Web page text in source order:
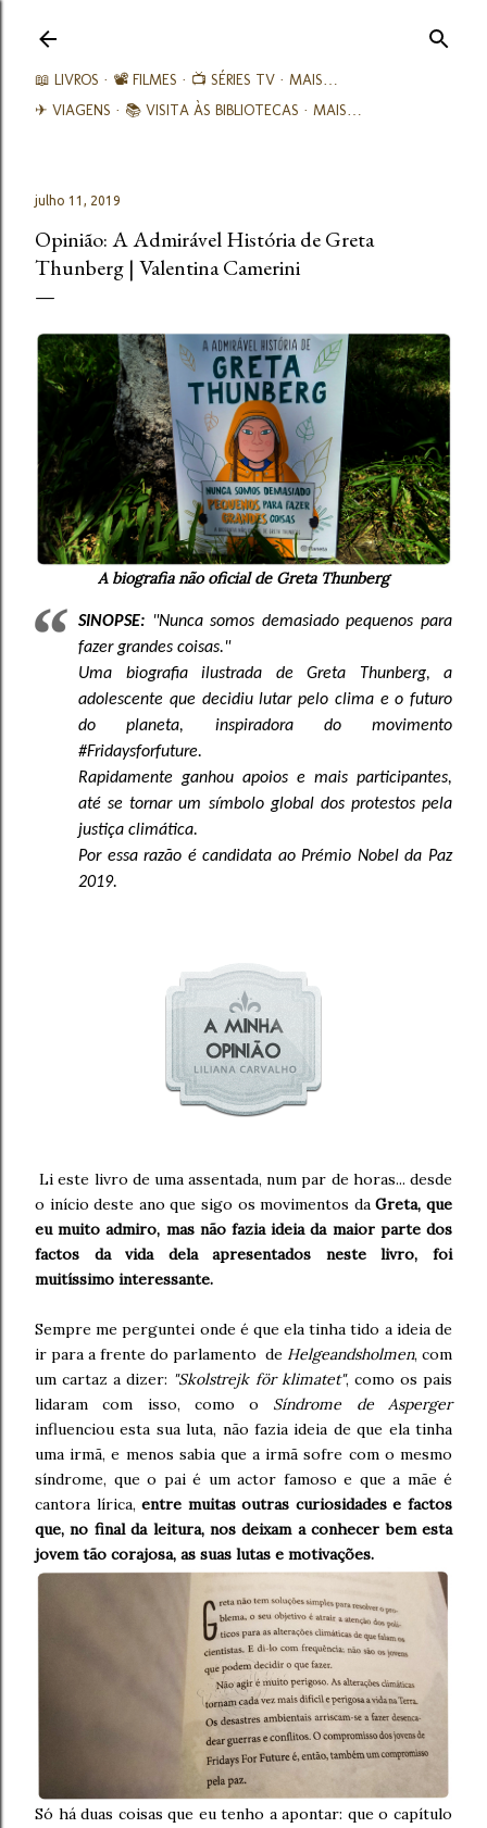
📖 LIVROS 📽️ FILMES 📺 SÉRIES TV
MAIS…
✈ VIAGENS
📚︎ VISITA ÀS BIBLIOTECAS MAIS…
julho 11, 2019
Opinião: A Admirável História de Greta
Thunberg | Valentina Camerini
A biografia não oficial de Greta Thunberg
SINOPSE: "Nunca somos demasiado pequenos para
fazer grandes coisas."
Uma biografia ilustrada de Greta Thunberg, a
adolescente que decidiu lutar pelo clima e o futuro
do planeta, inspiradora do movimento
#Fridaysforfuture.
Rapidamente ganhou apoios e mais participantes,
até se tornar um símbolo global dos protestos pela
justiça climática.
Por essa razão é candidata ao Prémio Nobel da Paz
2019.
Li este livro de uma assentada, num par de horas... desde
o início deste ano que sigo os movimentos daGreta, que
eu muito admiro, mas não fazia ideia da maior parte dos
factos da vida dela apresentados neste livro, foi
muitíssimo interessante.
Sempre me perguntei onde é que ela tinha tido a ideia de
ir para a frente do parlamento de Helgeandsholmen, com
um cartaz a dizer: "Skolstrejk för klimatet", como os pais
lidaram com isso, como o Síndrome de Asperger
influenciou esta sua luta, não fazia ideia de que ela tinha
uma irmã, e menos sabia que a irmã sofre com o mesmo
síndrome, que o pai é um actor famoso e que a mãe é
cantora lírica,entre muitas outras curiosidades e factos
que, no final da leitura, nos deixam a conhecer bem esta
jovem tão corajosa, as suas lutas e motivações.
Só há duas coisas que eu tenho a apontar: que o capítulo